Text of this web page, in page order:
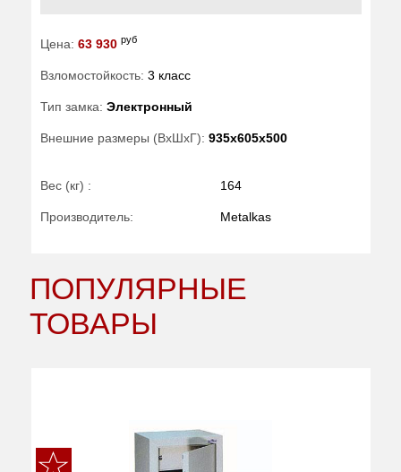
Цена: 63 930 руб
Взломостойкость: 3 класс
Тип замка: Электронный
Внешние размеры (ВхШхГ): 935x605x500
Вес (кг) : 164
Производитель: Metalkas
ПОПУЛЯРНЫЕ
ТОВАРЫ